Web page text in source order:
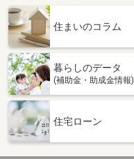
住まいのコラム
暮らしのデータ
(補助金・助成金情報)
住宅ローン